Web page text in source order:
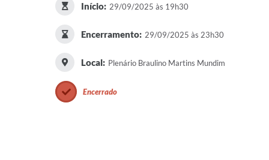
Início: 29/09/2025 às 19h30
Encerramento: 29/09/2025 às 23h30
Local: Plenário Braulino Martins Mundim
Encerrado